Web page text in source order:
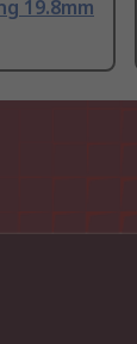
19.8mm